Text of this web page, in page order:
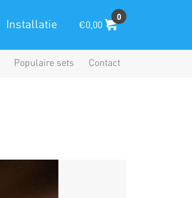
Installatie
0
€0,00
Populaire sets Contact